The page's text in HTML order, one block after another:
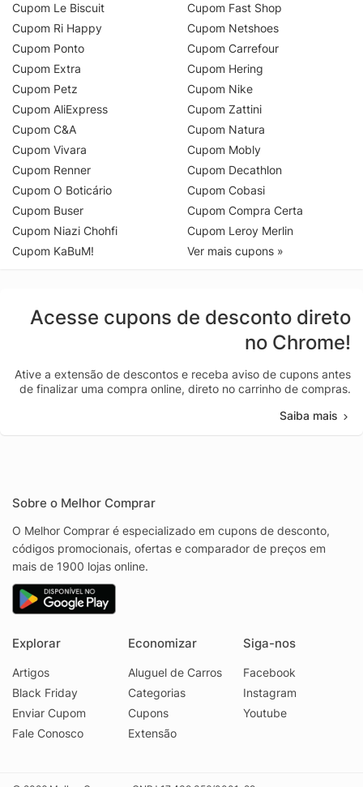
Cupom Le Biscuit
Cupom Ri Happy
Cupom Ponto
Cupom Extra
Cupom Petz
Cupom AliExpress
Cupom C&A
Cupom Vivara
Cupom Renner
Cupom O Boticário
Cupom Buser
Cupom Niazi Chohfi
Cupom KaBuM!
Cupom Fast Shop
Cupom Netshoes
Cupom Carrefour
Cupom Hering
Cupom Nike
Cupom Zattini
Cupom Natura
Cupom Mobly
Cupom Decathlon
Cupom Cobasi
Cupom Compra Certa
Cupom Leroy Merlin
Ver mais cupons »
Acesse cupons de desconto direto
no Chrome!
Ative a extensão de descontos e receba aviso de cupons antes
de finalizar uma compra online, direto no carrinho de compras.
Saiba mais
Sobre o Melhor Comprar
O Melhor Comprar é especializado em cupons de desconto,
códigos promocionais, ofertas e comparador de preços em
mais de 1900 lojas online.
Explorar
Artigos
Black Friday
Enviar Cupom
Fale Conosco
Economizar
Aluguel de Carros
Categorias
Cupons
Extensão
Siga-nos
Facebook
Instagram
Youtube